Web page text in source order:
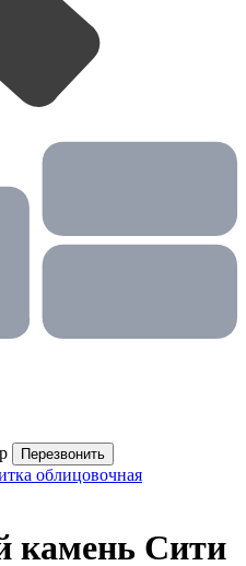
Перезвонить
облицовочная
камень Сити